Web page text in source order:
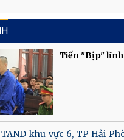
Tiến "Bịp"
TAND khu vực 6, TP Hải